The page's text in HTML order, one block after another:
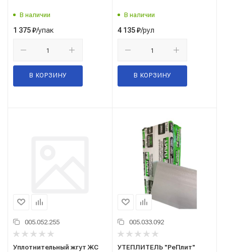
В наличии
1 375₽/упак
В КОРЗИНУ
В наличии
4 135₽/рул
В КОРЗИНУ
005.052.255
Уплотнительный жгут ЖС
005.033.092
УТЕПЛИТЕЛЬ "РеПлит"